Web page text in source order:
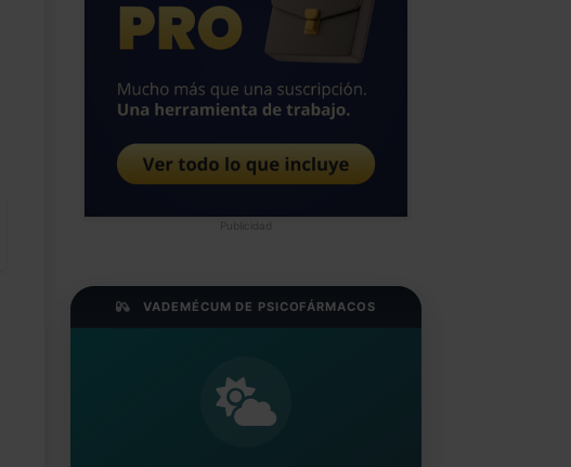
Publicidad
VADEMÉCUM DE PSICOFÁRMACOS